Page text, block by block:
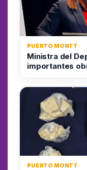
PUERTO MONTT
Ministra del
importantes
PUERTO MONTT